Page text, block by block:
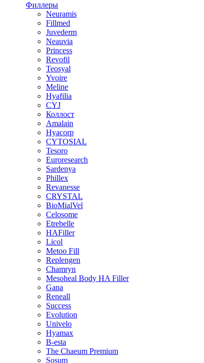
Филлеры
Neuramis
Fillmed
Juvederm
Neauvia
Princess
Revofil
Teosyal
Yvoire
Meline
Hyafilia
CYJ
Коллост
Amalain
Hyacorp
CYTOSIAL
Tesoro
Euroresearch
Sardenya
Phillex
Revanesse
CRYSTAL
BioMialVel
Celosome
Etrebelle
HAFiller
Licol
Metoo Fill
Replengen
Chamryn
Mesoheal Body HA Filler
Gana
Reneall
Success
Evolution
Univelo
Hyamax
B-esta
The Chaeum Premium
Sosum